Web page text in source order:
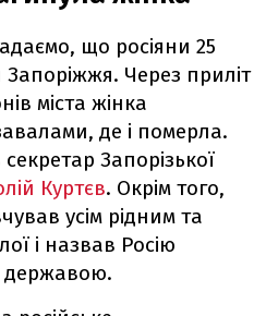
що росіяни 25
Запоріжжя. Через приліт
міста жінка
де і померла.
Запорізької
Куртєв. Окрім того,
усім рідним та
і назвав Росію
державою.